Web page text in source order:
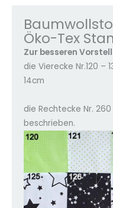
Öko-Tex
Zur besseren
die Vierecke Nr.120 –
14cm
die Rechtecke Nr.
beschrieben.